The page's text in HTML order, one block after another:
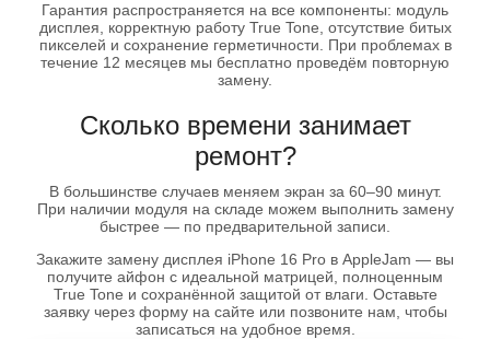
Гарантия распространяется на все компоненты: модуль
дисплея, корректную работу True Tone, отсутствие битых
пикселей и сохранение герметичности. При проблемах в
течение 12 месяцев мы бесплатно проведём повторную
замену.
Сколько времени занимает
ремонт?
В большинстве случаев меняем экран за 60–90 минут.
При наличии модуля на складе можем выполнить замену
быстрее — по предварительной записи.
Закажите замену дисплея iPhone 16 Pro в AppleJam — вы
получите айфон с идеальной матрицей, полноценным
True Tone и сохранённой защитой от влаги. Оставьте
заявку через форму на сайте или позвоните нам, чтобы
записаться на удобное время.